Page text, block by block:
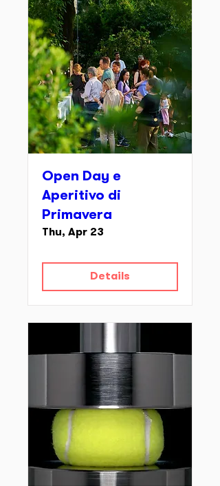
Open Day e
Aperitivo di
Primavera
Thu, Apr 23
Details